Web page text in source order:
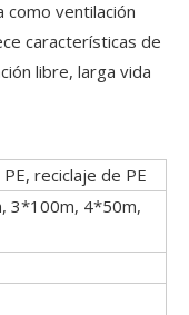
como ventilación
características de
libre, larga vida
reciclaje de PE
3*100m, 4*50m,